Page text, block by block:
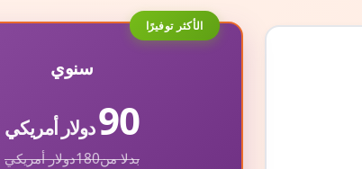
الأكثر توفيرًا
سنوي
90دولار أمريكي
بدلا من180دولار أمريكي